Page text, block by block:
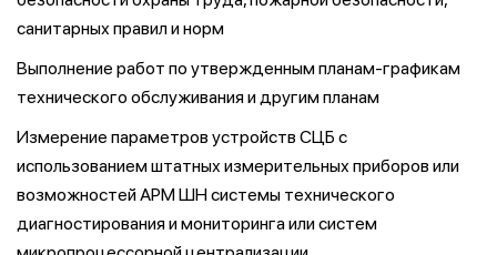
санитарных правил и норм
Выполнение работ по утвержденным планам-графикам
технического обслуживания и другим планам
Измерение параметров устройств СЦБ с
использованием штатных измерительных приборов или
возможностей АРМ ШН системы технического
диагностирования и мониторинга или систем